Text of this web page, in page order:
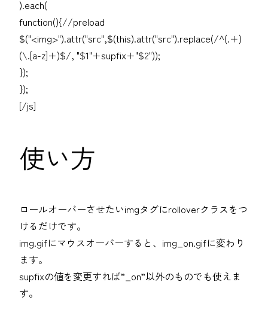
).each(
function(){//preload
$("<img>").attr("src",$(this).attr("src").replace(/^(.+)
(\.[a-z]+)$/, "$1"+supfix+"$2"));
});
});
[/js]
使い方
ロールオーバーさせたいimgタグにrolloverクラスをつ
けるだけです。
img.gifにマウスオーバーすると、img_on.gifに変わり
ます。
supfixの値を変更すれば”_on”以外のものでも使えま
す。